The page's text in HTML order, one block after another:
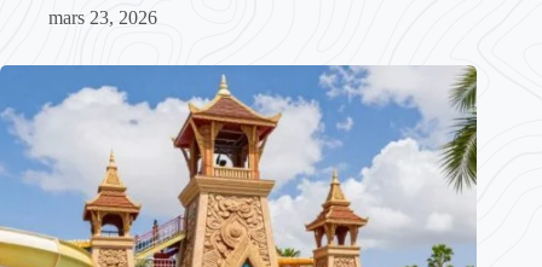
mars 23, 2026